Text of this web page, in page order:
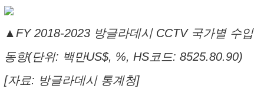
▲FY 2018-2023 방글라데시 CCTV 국가별 수입
동향(단위: 백만US$, %, HS코드: 8525.80.90)
[자료: 방글라데시 통계청]